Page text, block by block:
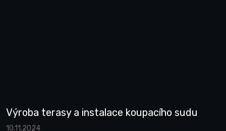
Výroba terasy a instalace koupacího sudu
10.11.2024